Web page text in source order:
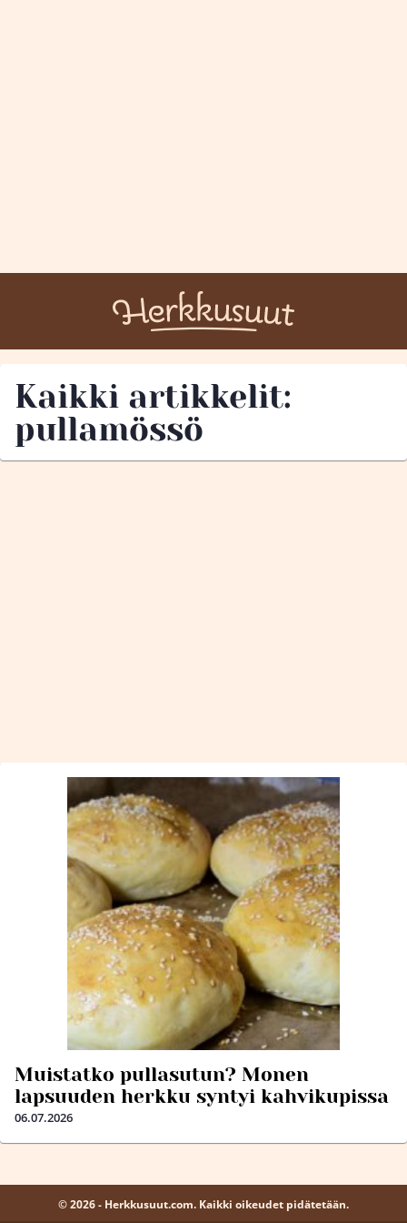
Kaikki artikkelit:
pullamössö
Muistatko pullasutun? Monen
lapsuuden herkku syntyi kahvikupissa
06.07.2026
© 2026 - Herkkusuut.com. Kaikki oikeudet pidätetään.